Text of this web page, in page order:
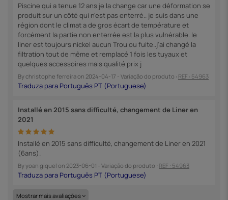
Piscine qui a tenue 12 ans je la change car une déformation se
produit sur un côté qui n'est pas enterré.. je suis dans une
région dont le climat a de gros écart de température et
forcément la partie non enterrée est la plus vulnérable. le
liner est toujours nickel aucun Trou ou fuite..j'ai changé la
filtration tout de même et remplacé 1 fois les tuyaux et
quelques accessoires mais qualité prix j
Bychristophe ferreiraon 2024-04-17 - Variação do produto : REF : 54963
Installé en 2015 sans difficulté, changement de Liner en
2021
Installé en 2015 sans difficulté, changement de Liner en 2021
(6ans).
Byyoan giquel on 2023-06-01 - Variação do produto : REF : 54963
Mostrar mais avaliações